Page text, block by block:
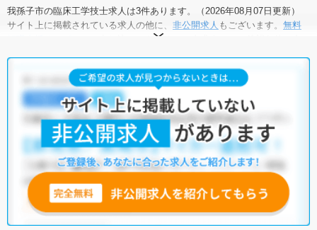
我孫子市の臨床工学技士求人は3件あります。（2026年08月07日更新）
サイト上に掲載されている求人の他に、 非公開求人 もございます。 無料
にお申し込みいただくと、全求人からご希望条件に合
我孫子市の臨床工学技士求人では以下のような条件が人気です。
積極採用中・残業少なめ ・ 住宅手当・補助あり ・
・病院
他の条件でも人気の求人がございますので、「こだわり条件」から検索
いただくか、お気軽にお問い合わせください。
全国の臨床工学技士求人から検索いただくことも可能です。
無料転職支援サービス
にお申し込みいただくと、ご希望条件をヒアリン
グした上で求人をご提案いたします。
ご希望条件がまだ定まっていない方は人気の希望条件をピックアップし